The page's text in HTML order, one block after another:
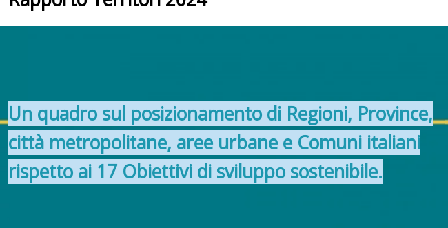
Un quadro sul posizionamento di Regioni, Province,
città metropolitane, aree urbane e Comuni italiani
rispetto ai 17 Obiettivi di sviluppo sostenibile.